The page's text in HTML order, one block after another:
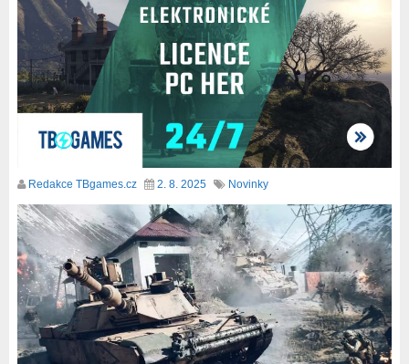
Redakce TBgames.cz 2. 8. 2025 Novinky